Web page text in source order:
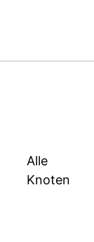
Alle
Knoten